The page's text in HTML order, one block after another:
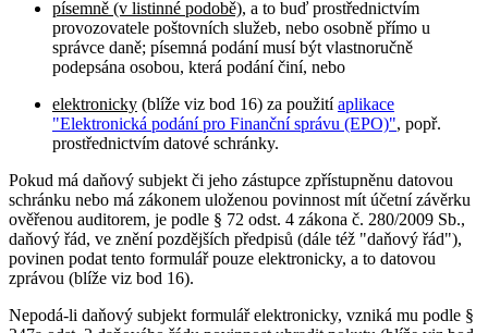
písemně (v listinné podobě), a to buď prostřednictvím
provozovatele poštovních služeb, nebo osobně přímo u
správce daně; písemná podání musí být vlastnoručně
podepsána osobou, která podání činí, nebo
elektronicky (blíže viz bod 16) za použitíaplikace
"Elektronická podání pro Finanční správu (EPO)", popř.
prostřednictvím datové schránky.
Pokud má daňový subjekt či jeho zástupce zpřístupněnu datovou
schránku nebo má zákonem uloženou povinnost mít účetní závěrku
ověřenou auditorem, je podle § 72 odst. 4 zákona č. 280/2009 Sb.,
daňový řád, ve znění pozdějších předpisů (dále též "daňový řád"),
povinen podat tento formulář pouze elektronicky, a to datovou
zprávou (blíže viz bod 16).
Nepodá-li daňový subjekt formulář elektronicky, vzniká mu podle §